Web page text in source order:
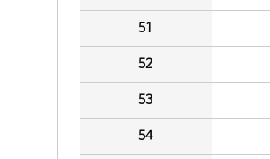
51
52
53
54